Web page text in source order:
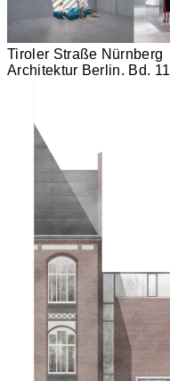
Tiroler Straße Nürnberg
Architektur Berlin. Bd. 11